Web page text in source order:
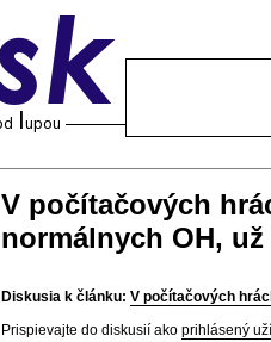
V počítačových
normálnych OH, už
Diskusia k článku: V počítačových
Prispievajte do diskusií ako prihlásený